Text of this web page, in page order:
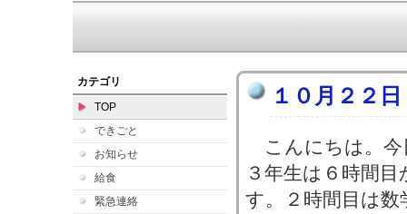
カテゴリ
TOP
できごと
お知らせ
給食
緊急連絡
１０月２２
こんにちは。今
３年生は６時間
す。２時間目は数